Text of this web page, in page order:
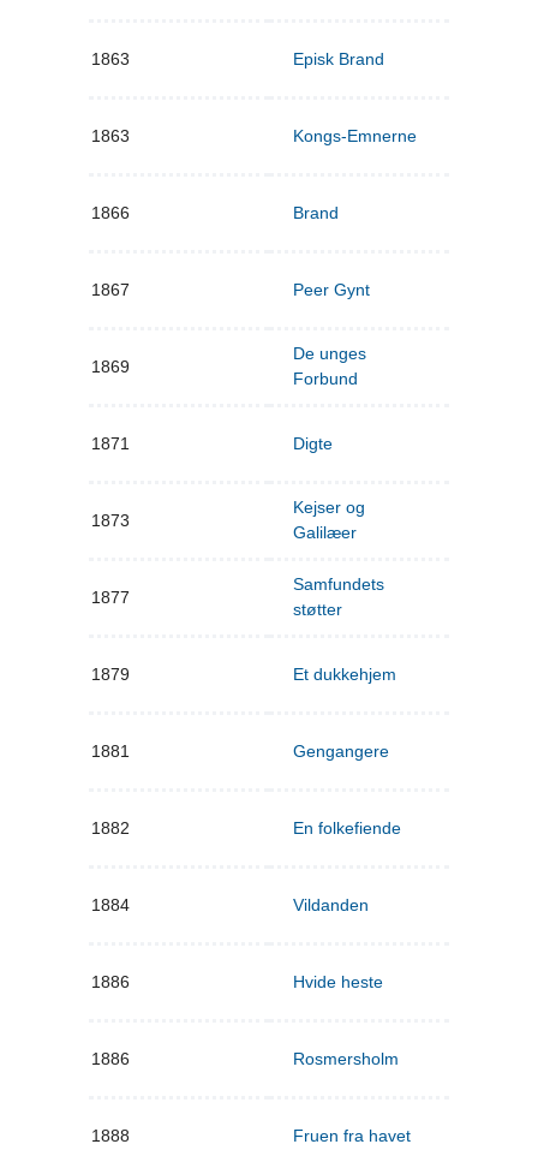
1863 Episk Brand
1863 Kongs-Emnerne
1866 Brand
1867 Peer Gynt
1869
De unges
Forbund
1871 Digte
1873
Kejser og
Galilæer
1877
Samfundets
støtter
1879 Et dukkehjem
1881 Gengangere
1882 En folkefiende
1884 Vildanden
1886 Hvide heste
1886 Rosmersholm
1888 Fruen fra havet